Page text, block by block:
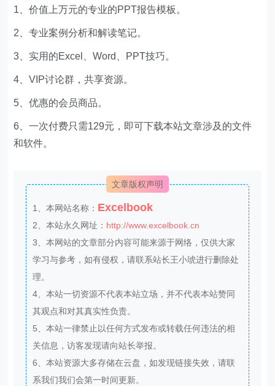
1、价值上万元的专业的PPT报告模板。
2、专业案例分析和解读笔记。
3、实用的Excel、Word、PPT技巧。
4、VIP讨论群，共享资源。
5、优惠的会员商品。
6、一次付费只需129元，即可下载本站文章涉及的文件
和软件。
文章版权声明
1、本网站名称： Excelbook
2、本站永久网址： http://www.excelbook.cn
3、本网站的文章部分内容可能来源于网络，仅供大家
学习与参考，如有侵权，请联系站长王小琥进行删除处
理。
4、本站一切资源不代表本站立场，并不代表本站赞同
其观点和对其真实性负责。
5、本站一律禁止以任何方式发布或转载任何违法的相
关信息，访客发现请向站长举报。
6、本站资源大多存储在云盘，如发现链接失效，请联
系我们我们会第一时间更新。